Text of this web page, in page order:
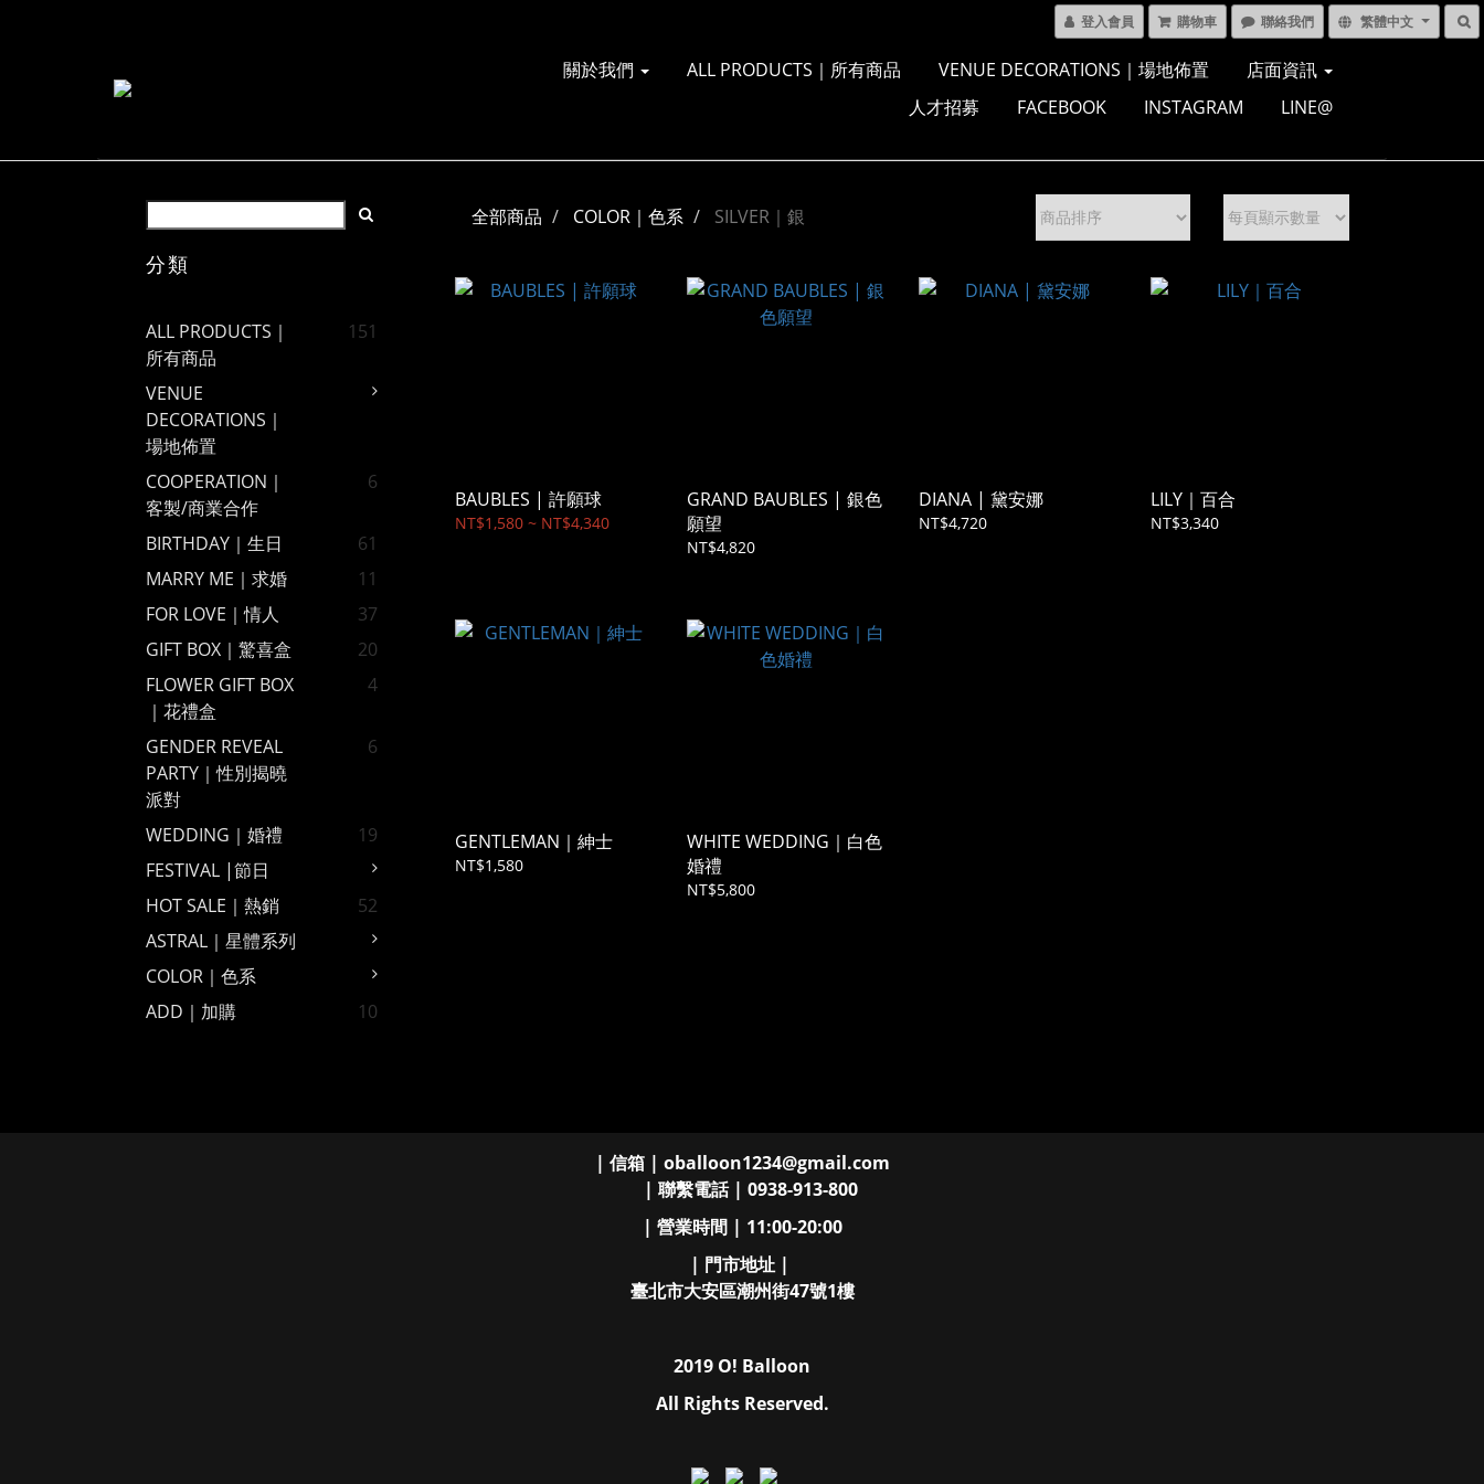
登入會員 購物車 聯絡我們 繁體中文
關於我們 ALL PRODUCTS｜所有商品 VENUE DECORATIONS｜場地佈置
店面資訊
人才招募
FACEBOOK INSTAGRAM LINE@
分類
ALL PRODUCTS｜
所有商品
151
VENUE
DECORATIONS｜
場地佈置
COOPERATION｜
客製/商業合作
6
BIRTHDAY｜生日
61
MARRY ME｜求婚
11
FOR LOVE｜情人
37
GIFT BOX｜驚喜盒
20
FLOWER GIFT BOX
｜花禮盒
4
GENDER REVEAL
PARTY｜性別揭曉
派對
6
WEDDING｜婚禮
19
FESTIVAL |節日
HOT SALE｜熱銷
52
ASTRAL｜星體系列
COLOR｜色系
ADD｜加購
10
全部商品 COLOR｜色系 SILVER｜銀
BAUBLES | 許願球
NT$1,580 ~ NT$4,340
GRAND BAUBLES | 銀色
願望
NT$4,820
DIANA | 黛安娜
NT$4,720
LILY｜百合
NT$3,340
GENTLEMAN｜紳士
NT$1,580
WHITE WEDDING｜白色
婚禮
NT$5,800
| 信箱 | oballoon1234@gmail.com
| 聯繫電話 | 0938-913-800
| 營業時間 | 11:00-20:00
| 門市地址 |
臺北市大安區潮州街47號1樓
2019 O! Balloon
All Rights Reserved.